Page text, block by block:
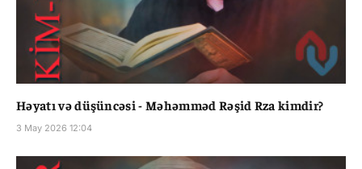
Həyatı və düşüncəsi - Məhəmməd Rəşid Rza kimdir?
3 May 2026 12:04